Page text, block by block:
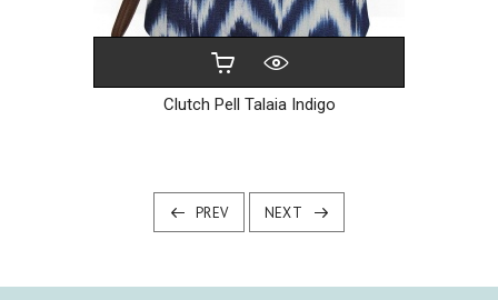
Clutch Pell Talaia Indigo
PREV NEXT